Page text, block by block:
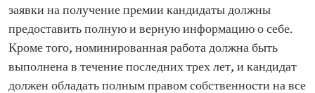
заявки на получение премии кандидаты должны
предоставить полную и верную информацию о себе.
Кроме того, номинированная работа должна быть
выполнена в течение последних трех лет, и кандидат
должен обладать полным правом собственности на все